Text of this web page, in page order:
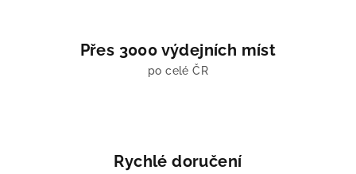
Přes 3000 výdejních míst
po celé ČR
Rychlé doručení